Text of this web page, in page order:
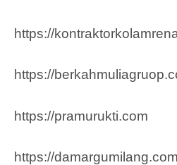
https://
https://
https://pramurukti.com
https://damargumilang.com